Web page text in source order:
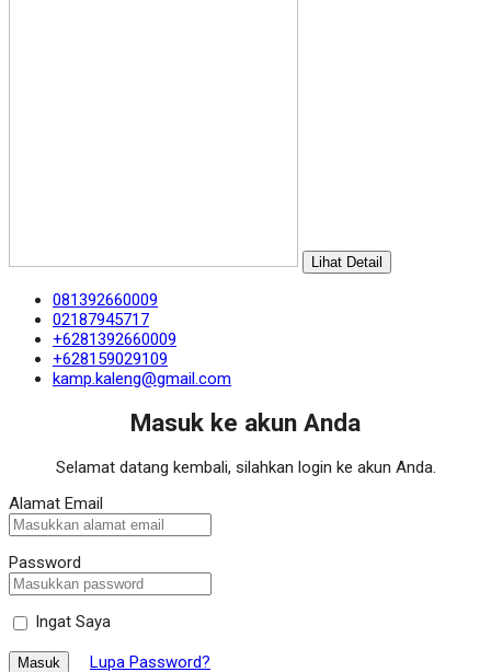
Lihat Detail
081392660009
02187945717
+6281392660009
+628159029109
kamp.kaleng@gmail.com
Masuk ke akun Anda
Selamat datang kembali, silahkan login ke akun Anda.
Alamat Email
Password
Ingat Saya
Masuk Lupa Password?